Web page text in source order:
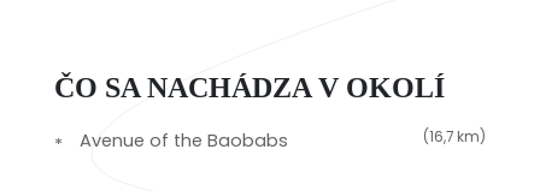
ČO SA NACHÁDZA V OKOLÍ
Avenue of the Baobabs (16,7 km)